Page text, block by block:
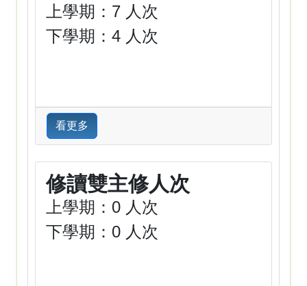
上學期：7 人次
下學期：4 人次
看更多
修讀雙主修人次
上學期：0 人次
下學期：0 人次